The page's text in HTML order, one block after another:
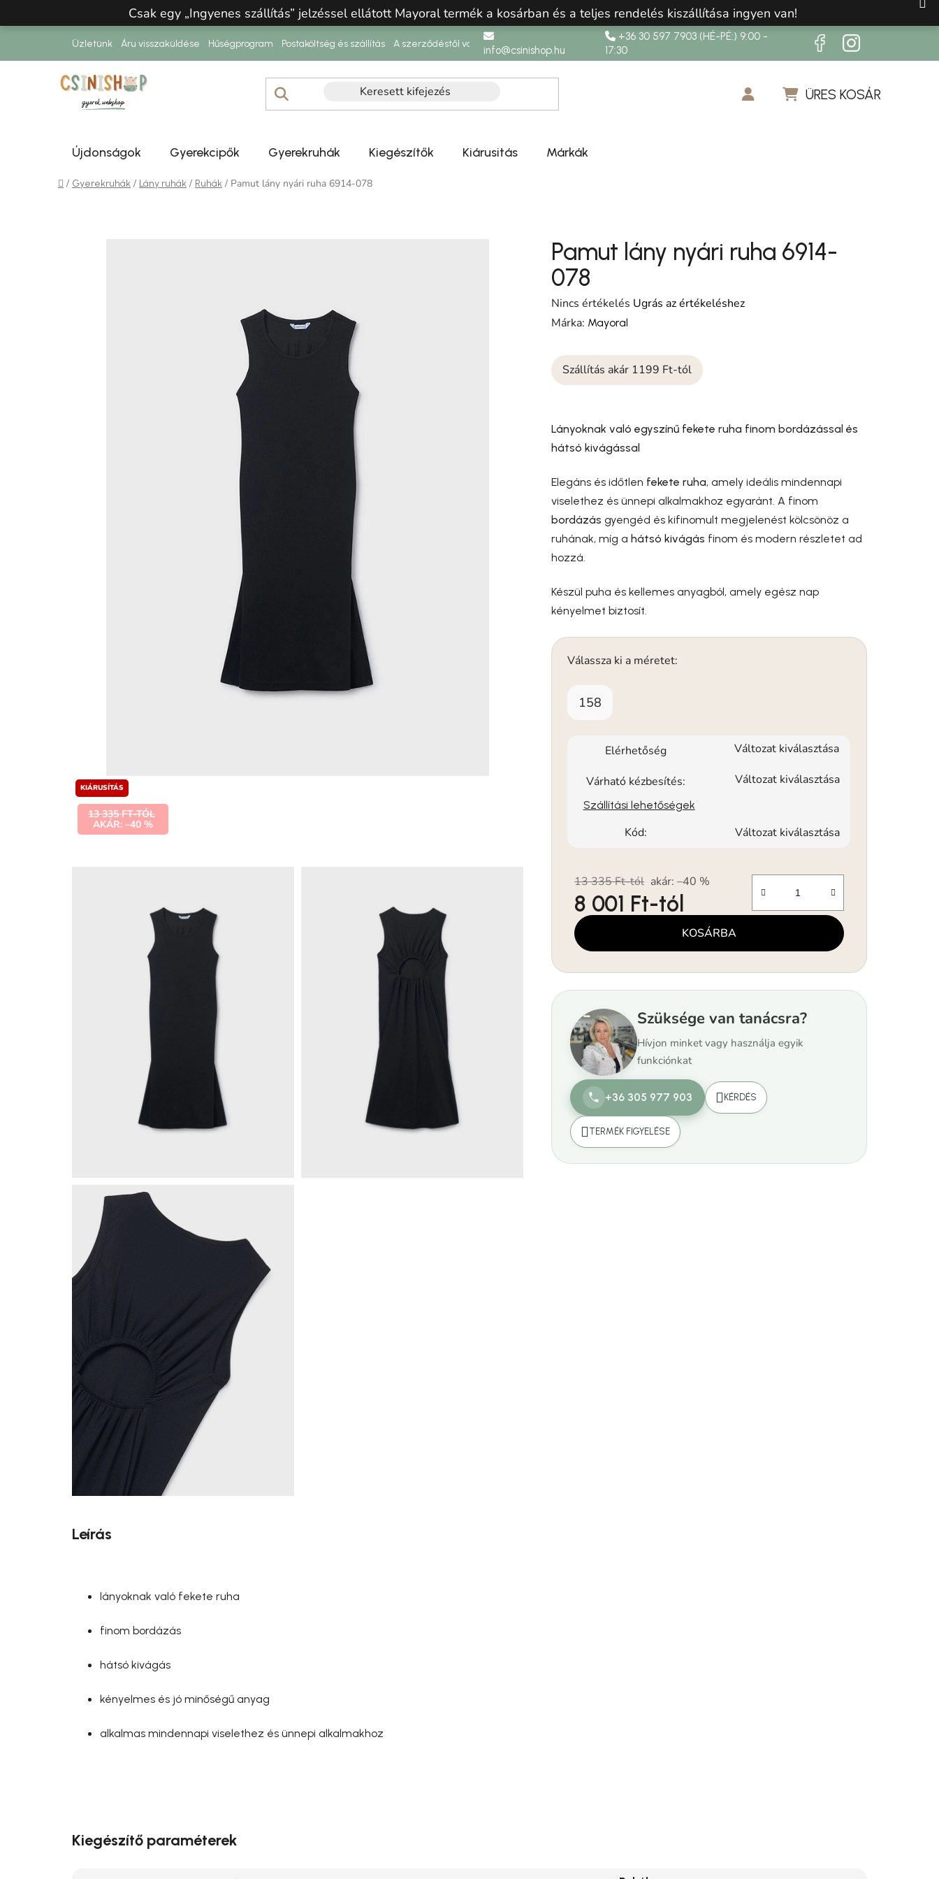
Csak egy „Ingyenes szállítás” jelzéssel ellátott Mayoral termék a kosárban és a teljes rendelés kiszállítása ingyen van!
Üzletünk Áru visszaküldése Hűségprogram Postaköltség és szállítás A szerződéstől való elállásinfo@csinishop.hu
+36 30 597 7903 (HÉ-PÉ:) 9:00 -
17:30
ÜRES KOSÁR
Újdonságok Gyerekcipők Gyerekruhák Kiegészítők Kiárusitás Márkák
Kezdőlap
/ Gyerekruhák / Lány ruhák / Ruhák / Pamut lány nyári ruha 6914-078
Pamut lány nyári ruha 6914-
078
A termék átlagos értékelése 5-ből 0,0 csillag.
Nincs értékelés Ugrás az értékeléshez
Márka: Mayoral
Szállítás akár 1199 Ft-tól
Lányoknak való egyszínű fekete ruha finom bordázással és
hátsó kivágással
Elegáns és időtlen fekete ruha, amely ideális mindennapi
viselethez és ünnepi alkalmakhoz egyaránt. A finom
bordázás gyengéd és kifinomult megjelenést kölcsönöz a
ruhának, míg ahátsó kivágás finom és modern részletet ad
hozzá.
Készül puha és kellemes anyagból, amely egész nap
kényelmet biztosít.
Válassza ki a méretet:
158
Elérhetőség Változat kiválasztása
Várható kézbesítés: Változat kiválasztása
Szállítási lehetőségek
Kód: Változat kiválasztása
13 335 Ft-tól akár: –40 %
8 001 Ft-tól
Egységár: KOSÁRBA
Szüksége van tanácsra?
Hívjon minket vagy használja egyik
funkciónkat
+36 305 977 903 KÉRDÉS
TERMÉK FIGYELÉSE
KIÁRUSÍTÁS
13 335 FT-TÓL
AKÁR: –40 %
Leírás
lányoknak való fekete ruha
finom bordázás
hátsó kivágás
kényelmes és jó minőségű anyag
alkalmas mindennapi viselethez és ünnepi alkalmakhoz
Kiegészítő paraméterek